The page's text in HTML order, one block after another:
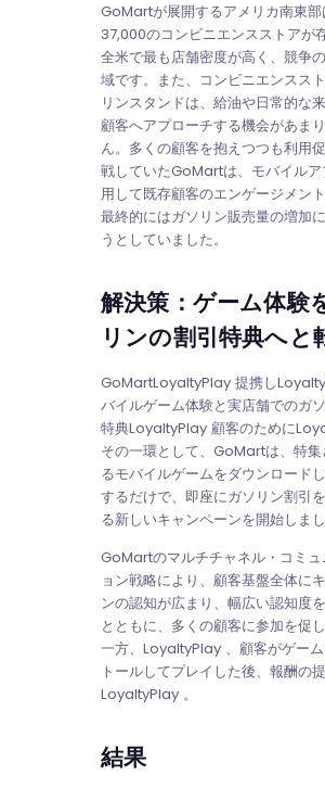
GoMartが展開するアメリカ南東部
37,000のコンビニエンスストアが存
全米で最も店舗密度が高く、競争
域です。また、コンビニエンスス
リンスタンドは、給油や日常的な
顧客へアプローチする機会があま
ん。多くの顧客を抱えつつも利用
戦していたGoMartは、モバイル
用して既存顧客のエンゲージメント
最終的にはガソリン販売量の増加
うとしていました。
解決策：ゲーム体験
リンの割引特典へと
GoMartLoyaltyPlay 提携し
バイルゲーム体験と実店舗でのガ
特典LoyaltyPlay 顧客のために
その一環として、GoMartは、特
るモバイルゲームをダウンロード
するだけで、即座にガソリン割引
る新しいキャンペーンを開始しまし
GoMartのマルチチャネル・コミュ
ョン戦略により、顧客基盤全体に
ンの認知が広まり、幅広い認知度
とともに、多くの顧客に参加を促し
一方、LoyaltyPlay 、顧客がゲー
トールしてプレイした後、報酬の
LoyaltyPlay 。
結果